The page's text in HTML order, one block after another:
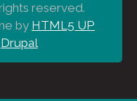
reserved.
by HTML5 UP
Drupal